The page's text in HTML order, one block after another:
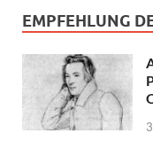
EMPFEHLUNG